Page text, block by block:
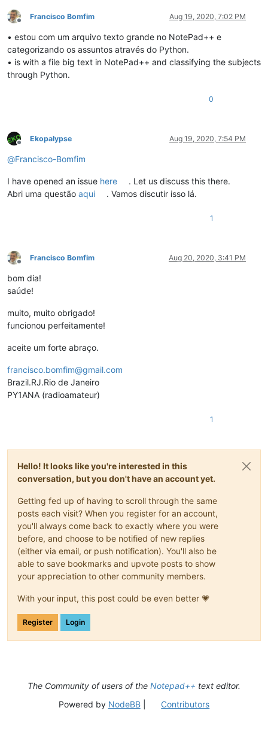
Offline
Francisco Bomfim Aug 19, 2020, 7:02 PM
• estou com um arquivo texto grande no NotePad++ e
categorizando os assuntos através do Python.
• is with a file big text in NotePad++ and classifying the subjects
through Python.
0
Offline
Ekopalypse Aug 19, 2020, 7:54 PM
@Francisco-Bomfim
I have opened an issue here
. Let us discuss this there.
Abri uma questão aqui . Vamos discutir isso lá.
1
Offline
Francisco Bomfim Aug 20, 2020, 3:41 PM
bom dia!
saúde!
muito, muito obrigado!
funcionou perfeitamente!
aceite um forte abraço.
francisco.bomfim@gmail.com
Brazil.RJ.Rio de Janeiro
PY1ANA (radioamateur)
1
Hello! It looks like you're interested in this
conversation, but you don't have an account yet.
Getting fed up of having to scroll through the same
posts each visit? When you register for an account,
you'll always come back to exactly where you were
before, and choose to be notified of new replies
(either via email, or push notification). You'll also be
able to save bookmarks and upvote posts to show
your appreciation to other community members.
With your input, this post could be even better 💗
Register Login
The Community of users of the Notepad++ text editor.
Powered by NodeBB| Contributors